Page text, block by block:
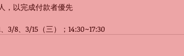
，以完成付款者優先
3/8、3/15（三）；14:30~17:30